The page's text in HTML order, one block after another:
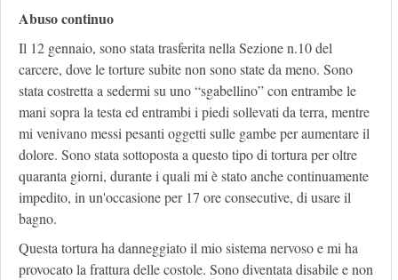
Abuso continuo
Il 12 gennaio, sono stata trasferita nella Sezione n.10 del
carcere, dove le torture subite non sono state da meno. Sono
stata costretta a sedermi su uno “sgabellino” con entrambe le
mani sopra la testa ed entrambi i piedi sollevati da terra, mentre
mi venivano messi pesanti oggetti sulle gambe per aumentare il
dolore. Sono stata sottoposta a questo tipo di tortura per oltre
quaranta giorni, durante i quali mi è stato anche continuamente
impedito, in un'occasione per 17 ore consecutive, di usare il
bagno.
Questa tortura ha danneggiato il mio sistema nervoso e mi ha
provocato la frattura delle costole. Sono diventata disabile e non